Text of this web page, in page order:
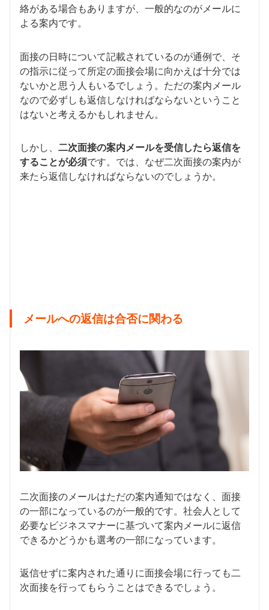
絡がある場合もありますが、一般的なのがメールに
よる案内です。
面接の日時について記載されているのが通例で、そ
の指示に従って所定の面接会場に向かえば十分では
ないかと思う人もいるでしょう。ただの案内メール
なので必ずしも返信しなければならないということ
はないと考えるかもしれません。
しかし、 二次面接の案内メールを受信したら返信を
することが必須です。では、なぜ二次面接の案内が
来たら返信しなければならないのでしょうか。
メールへの返信は合否に関わる
二次面接のメールはただの案内通知ではなく、面接
の一部になっているのが一般的です。社会人として
必要なビジネスマナーに基づいて案内メールに返信
できるかどうかも選考の一部になっています。
返信せずに案内された通りに面接会場に行っても二
次面接を行ってもらうことはできるでしょう。